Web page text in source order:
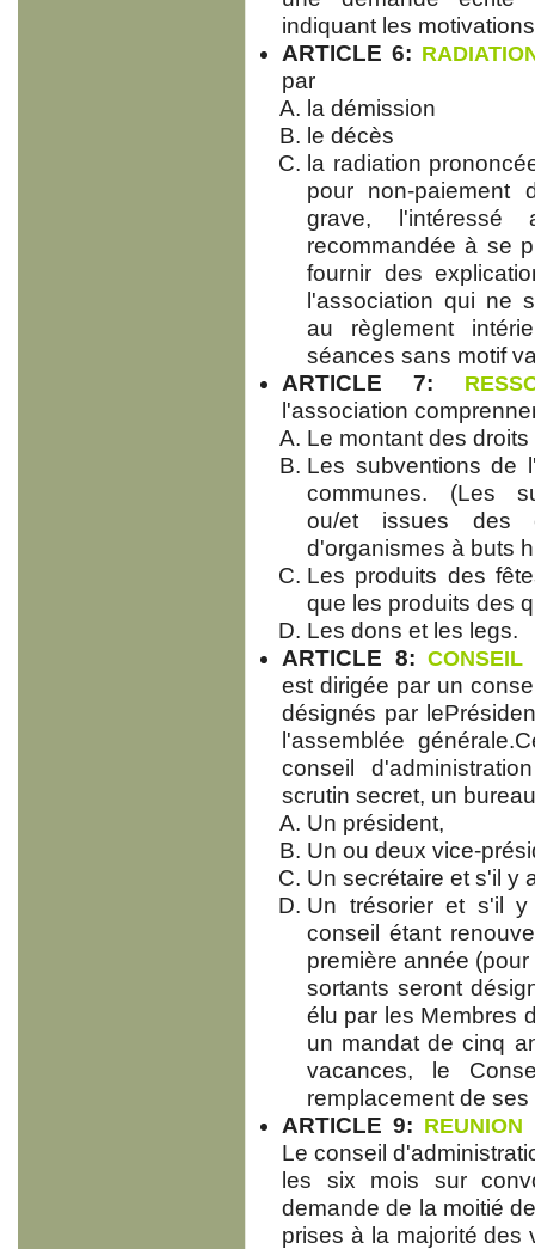
indiquant les
ARTICLE 6:
par
la démission
le décès
la radiation
pour non-paiement
grave,
recommandée à se
fournir des
l'association qui ne
au règlement
séances sans motif
ARTICLE 7:
l'association
Le montant des
Les subventions de
communes. (Les
ou/et issues des
d'organismes à buts
Les produits des
que les produits des
Les dons et les legs.
ARTICLE 8: CONSEIL
est dirigée par un
désignés par
l'assemblée
conseil
scrutin secret, un
Un président,
Un ou deux vice-
Un secrétaire et s'il y
Un trésorier et s'il
conseil étant
première année
sortants seront
élu par les Membres
un mandat de cinq
vacances, le
remplacement de
ARTICLE 9: REUNION
Le conseil
les six mois sur
demande de la moitié
prises à la majorité des